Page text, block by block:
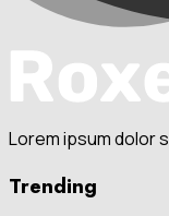
Lorem ipsum dolor
Trending